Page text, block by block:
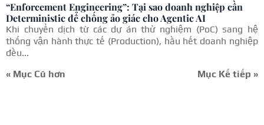
“Enforcement Engineering”: Tại sao doanh nghiệp cần
Deterministic để chống ảo giác cho Agentic AI
Khi chuyển dịch từ các dự án thử nghiệm (PoC) sang hệ
thống vận hành thực tế (Production), hầu hết doanh nghiệp
đều...
« Mục Cũ hơn
Mục Kế tiếp »